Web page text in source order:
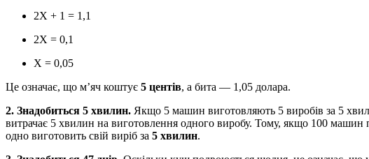
2X + 1 = 1,1
2X = 0,1
X = 0,05
Це означає, що м’яч коштує 5 центів, а бита — 1,05 долара.
2. Знадобиться 5 хвилин. Якщо 5 машин виготовляють 5 виробів за 5
витрачає 5 хвилин на виготовлення одного виробу. Тому, якщо 100
одно виготовить свій виріб за 5 хвилин.